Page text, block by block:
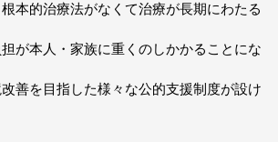
本的治療法がなくて治療が長期にわたる
が本人・家族に重くのしかかることにな
善を目指した様々な公的支援制度が設け